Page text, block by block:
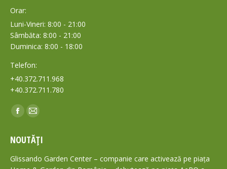
Orar:
Luni-Vineri: 8:00 - 21:00
Sâmbăta: 8:00 - 21:00
Duminica: 8:00 - 18:00
Telefon:
+40.372.711.968
+40.372.711.780
Find us on:
Facebook
opens
in
Mail
opens
in
NOUTĂȚI
Glissando Garden Center – companie care activează pe piața